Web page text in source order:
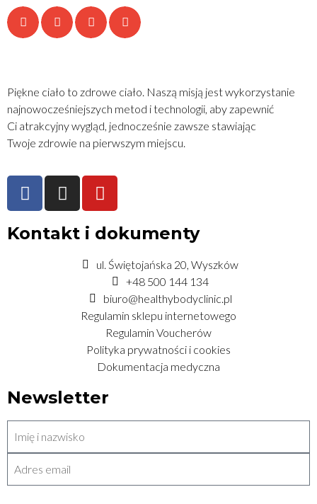
Piękne ciało to zdrowe ciało. Naszą misją jest wykorzystanie
najnowocześniejszych metod i technologii, aby zapewnić
Ci atrakcyjny wygląd, jednocześnie zawsze stawiając
Twoje zdrowie na pierwszym miejscu.
Kontakt i dokumenty
ul. Świętojańska 20, Wyszków
+48 500 144 134
biuro@healthybodyclinic.pl
Regulamin sklepu internetowego
Regulamin Voucherów
Polityka prywatności i cookies
Dokumentacja medyczna
Newsletter